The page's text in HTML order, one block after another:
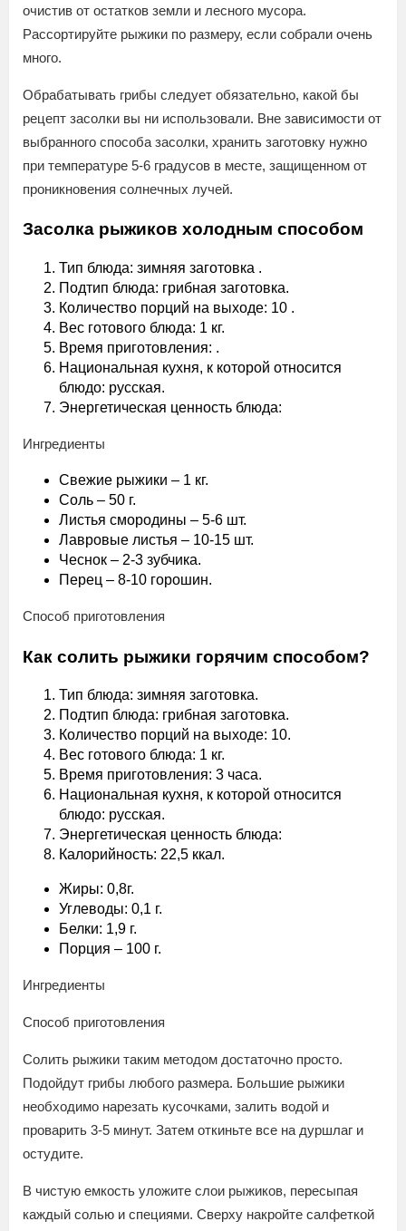
очистив от остатков земли и лесного мусора.
Рассортируйте рыжики по размеру, если собрали очень
много.
Обрабатывать грибы следует обязательно, какой бы
рецепт засолки вы ни использовали. Вне зависимости от
выбранного способа засолки, хранить заготовку нужно
при температуре 5-6 градусов в месте, защищенном от
проникновения солнечных лучей.
Засолка рыжиков холодным способом
Тип блюда: зимняя заготовка .
Подтип блюда: грибная заготовка.
Количество порций на выходе: 10 .
Вес готового блюда: 1 кг.
Время приготовления: .
Национальная кухня, к которой относится
блюдо: русская.
Энергетическая ценность блюда:
Ингредиенты
Свежие рыжики – 1 кг.
Соль – 50 г.
Листья смородины – 5-6 шт.
Лавровые листья – 10-15 шт.
Чеснок – 2-3 зубчика.
Перец – 8-10 горошин.
Способ приготовления
Как солить рыжики горячим способом?
Тип блюда: зимняя заготовка.
Подтип блюда: грибная заготовка.
Количество порций на выходе: 10.
Вес готового блюда: 1 кг.
Время приготовления: 3 часа.
Национальная кухня, к которой относится
блюдо: русская.
Энергетическая ценность блюда:
Калорийность: 22,5 ккал.
Жиры: 0,8г.
Углеводы: 0,1 г.
Белки: 1,9 г.
Порция – 100 г.
Ингредиенты
Способ приготовления
Солить рыжики таким методом достаточно просто.
Подойдут грибы любого размера. Большие рыжики
необходимо нарезать кусочками, залить водой и
проварить 3-5 минут. Затем откиньте все на дуршлаг и
остудите.
В чистую емкость уложите слои рыжиков, пересыпая
каждый солью и специями. Сверху накройте салфеткой